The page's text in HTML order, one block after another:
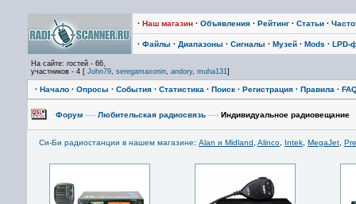
· Наш магазин · Объявления · Рейтинг · Статьи ·
· Файлы · Диапазоны · Сигналы · Музей · Mods · LPD-
На сайте: гостей - 66,
участников - 4 [ John79, seregamaxonin, andory, muha131]
· Начало · Опросы · События · Статистика · Поиск · Регистрация · Правила ·
Форум —› Любительская радиосвязь —› Индивидуальное радиовещание
Си-Би радиостанции в нашем магазине: Alan и Midland Alinco Intek MegaJet